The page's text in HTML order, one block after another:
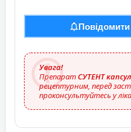
Повідомити
Увага!
Препарат СУТЕНТ
рецептурним, перед
проконсультуйтесь у